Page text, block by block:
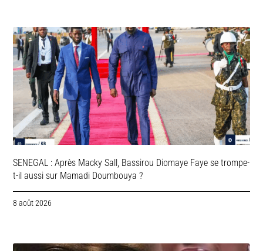
SENEGAL : Après Macky Sall, Bassirou Diomaye Faye se trompe-
t-il aussi sur Mamadi Doumbouya ?
8 août 2026